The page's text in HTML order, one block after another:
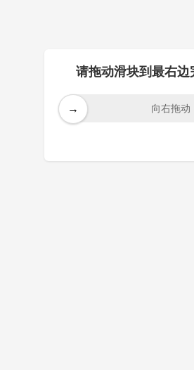
请拖动滑块到最右边
→ 向右拖动